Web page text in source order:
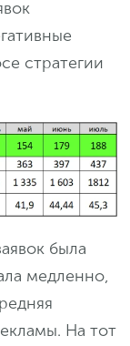
стратегии
была
медленно,
На тот